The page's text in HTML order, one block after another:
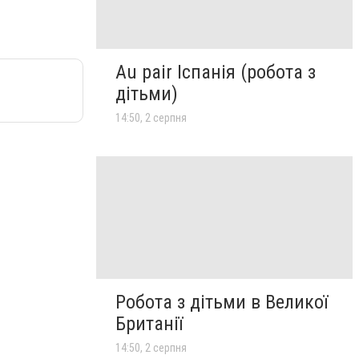
Au pair Іспанія (робота з
дітьми)
14:50, 2 серпня
Робота з дітьми в Великої
Британії
14:50, 2 серпня